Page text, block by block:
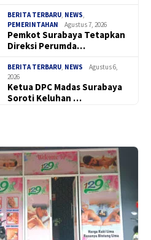
BERITA TERBARU NEWS
PEMERINTAHAN
Agustus 7, 2026
Pemkot Surabaya Tetapkan
Direksi Perumda…
BERITA TERBARU NEWS
Agustus 6,
2026
Ketua DPC Madas Surabaya
Soroti Keluhan …